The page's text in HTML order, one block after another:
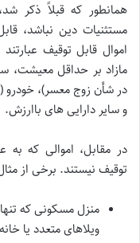
همانطور که قبلاً ذکر
مستثنیات دین نباشد،
اموال قابل توقیف
مازاد بر حداقل معیشت،
در شأن زوج معسر)، خودرو
و سایر دارایی های باارزش.
در مقابل، اموالی که
توقیف نیستند. برخی از
منزل مسکونی که
ویلاهای متعدد یا